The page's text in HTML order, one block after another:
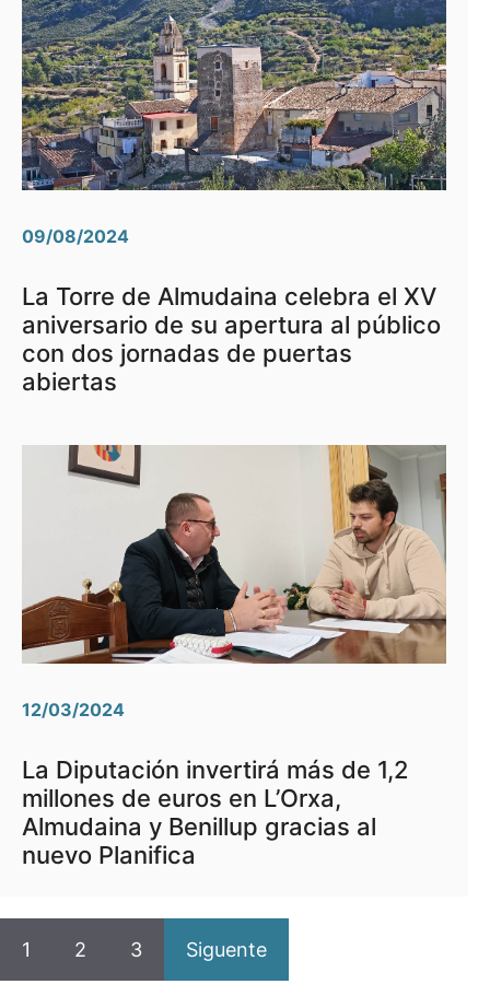
09/08/2024
La Torre de Almudaina celebra el XV
aniversario de su apertura al público
con dos jornadas de puertas
abiertas
12/03/2024
La Diputación invertirá más de 1,2
millones de euros en L’Orxa,
Almudaina y Benillup gracias al
nuevo Planifica
1 2 3 Siguente